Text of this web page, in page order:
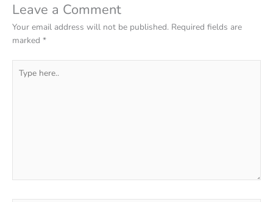
Leave a Comment
Your email address will not be published. Required fields are
marked *
here..